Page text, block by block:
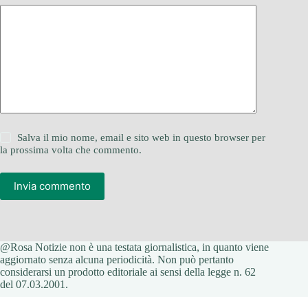
Salva il mio nome, email e sito web in questo browser per
la prossima volta che commento.
Invia commento
@Rosa Notizie non è una testata giornalistica, in quanto viene
aggiornato senza alcuna periodicità. Non può pertanto
considerarsi un prodotto editoriale ai sensi della legge n. 62
del 07.03.2001.